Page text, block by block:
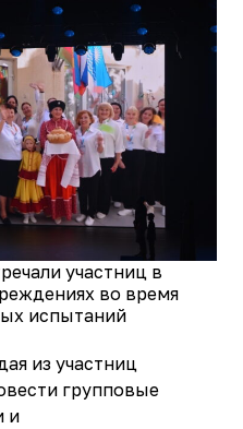
участниц в
во время
испытаний
из участниц
групповые
и